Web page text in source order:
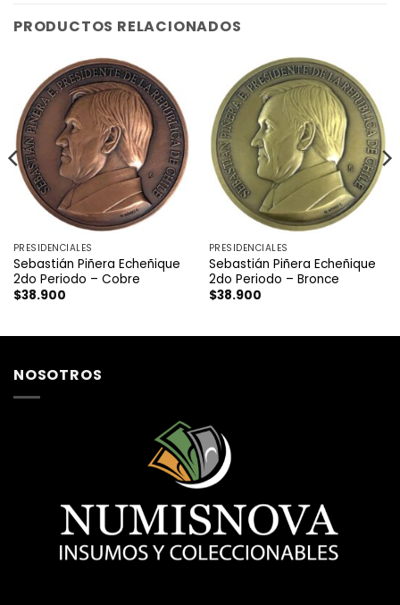
PRODUCTOS RELACIONADOS
PRESIDENCIALES
Sebastián Piñera Echeñique
2do Periodo – Cobre
$38.900
PRESIDENCIALES
Sebastián Piñera Echeñique
2do Periodo – Bronce
$38.900
NOSOTROS